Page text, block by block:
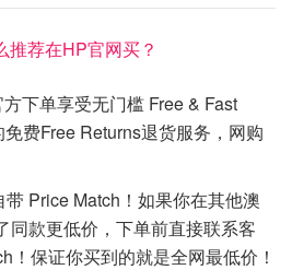
推荐在HP官网买？
下单享受无门槛 Free & Fast
费Free Returns退货服务，网购
带 Price Match！如果你在其他澳
同款更低价，下单前直接联系客
！保证你买到的就是全网最低价！